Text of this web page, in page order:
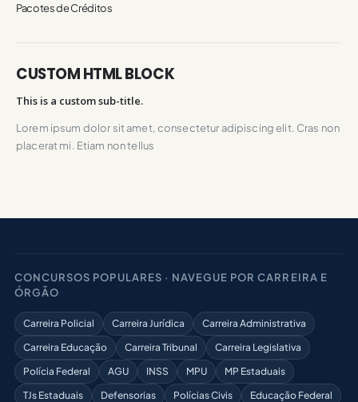
Pacotes de Créditos
CUSTOM HTML BLOCK
This is a custom sub-title.
Lorem ipsum dolor sit amet, consectetur adipiscing elit. Cras non
placerat mi. Etiam non tellus
CONCURSOS POPULARES · NAVEGUE POR CARREIRA E
ÓRGÃO
Carreira Policial Carreira Jurídica
Carreira Administrativa
Carreira Educação
Carreira Tribunal
Carreira Legislativa
Polícia Federal
AGU INSS MPU
MP Estaduais
TJs Estaduais
Defensorias Polícias Civis
Educação Federal